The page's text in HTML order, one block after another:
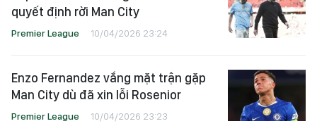
quyết định rời Man City
Premier League 10/04/2026 23:24
Enzo Fernandez vắng mặt trận gặp
Man City dù đã xin lỗi Rosenior
Premier League 10/04/2026 23:23